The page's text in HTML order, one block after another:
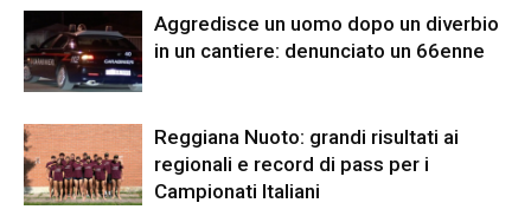
Aggredisce un uomo dopo un diverbio
in un cantiere: denunciato un 66enne
Reggiana Nuoto: grandi risultati ai
regionali e record di pass per i
Campionati Italiani